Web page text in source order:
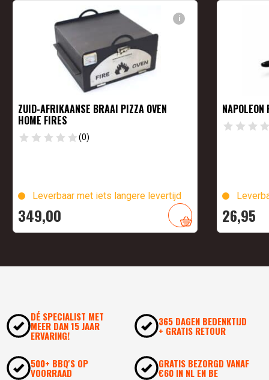
i
ZUID-AFRIKAANSE BRAAI PIZZA OVEN
HOME FIRES
(0)
Leverbaar met iets langere levertijd
349,00 26,95
DÉ SPECIALIST MET
MEER DAN 15 JAAR
ERVARING!
365 DAGEN BEDENKTIJD
+ GRATIS RETOUR
500+ BBQ'S OP
VOORRAAD
GRATIS BEZORGD VANAF
€60 IN NL EN BE